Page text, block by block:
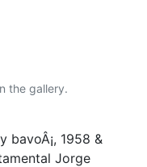
the gallery.
bavoÂ¡, 1958 &
Jorge